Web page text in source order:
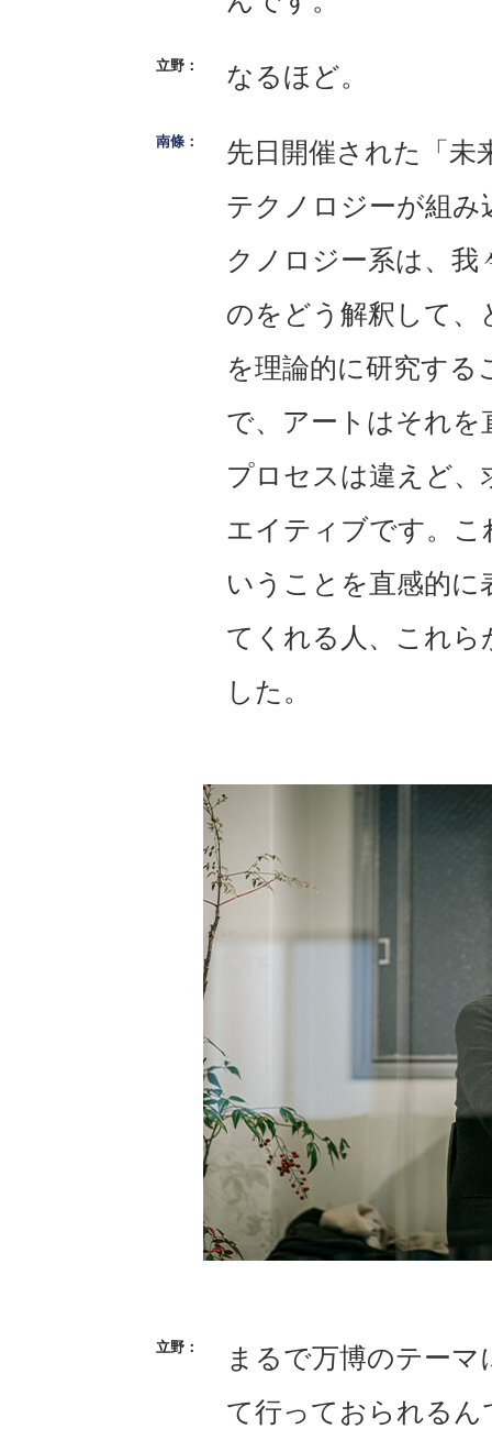
なるほど。
先日開催された「未
テクノロジーが組
クノロジー系は、
のをどう解釈して
を理論的に研究す
で、アートはそれを
プロセスは違えど
エイティブです。
いうことを直感的に
てくれる人、これら
した。
まるで万博のテー
て行っておられる